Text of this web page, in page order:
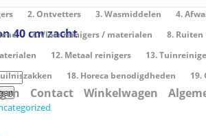
2. Ontvetters 3. Wasmiddelen
4.
7. Vloer reinigers / materialen
8.
12. Metaal reinigers
13.
18. Horeca benodigdheden 19.
Contact Winkelwagen
40 cm zacht